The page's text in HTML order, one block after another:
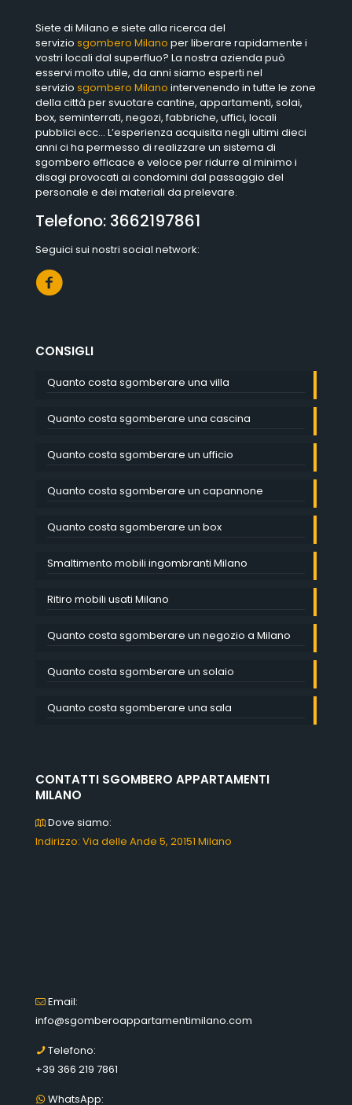
Siete di Milano e siete alla ricerca del
servizio sgombero Milano per liberare rapidamente i
vostri locali dal superfluo? La nostra azienda può
esservi molto utile, da anni siamo esperti nel
servizio sgombero Milano intervenendo in tutte le zone
della città per svuotare cantine, appartamenti, solai,
box, seminterrati, negozi, fabbriche, uffici, locali
pubblici ecc… L’esperienza acquisita negli ultimi dieci
anni ci ha permesso di realizzare un sistema di
sgombero efficace e veloce per ridurre al minimo i
disagi provocati ai condomini dal passaggio del
personale e dei materiali da prelevare.
Telefono: 3662197861
Seguici sui nostri social network:
CONSIGLI
Quanto costa sgomberare una villa
Quanto costa sgomberare una cascina
Quanto costa sgomberare un ufficio
Quanto costa sgomberare un capannone
Quanto costa sgomberare un box
Smaltimento mobili ingombranti Milano
Ritiro mobili usati Milano
Quanto costa sgomberare un negozio a Milano
Quanto costa sgomberare un solaio
Quanto costa sgomberare una sala
CONTATTI SGOMBERO APPARTAMENTI
MILANO
Dove siamo:
Indirizzo: Via delle Ande 5, 20151 Milano
Email:
info@sgomberoappartamentimilano.com
Telefono:
+39 366 219 7861
WhatsApp: